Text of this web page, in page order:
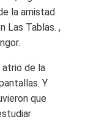
la amistad
Las Tablas. ,
atrio de la
Y
que